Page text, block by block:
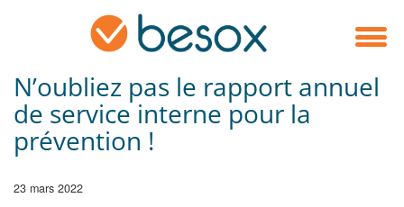
N’oubliez pas le rapport annuel
de service interne pour la
prévention !
23 mars 2022